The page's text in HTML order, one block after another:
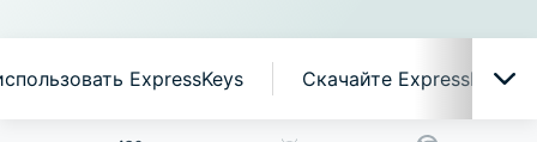
ExpressKeys Скачайте ExpressKeys